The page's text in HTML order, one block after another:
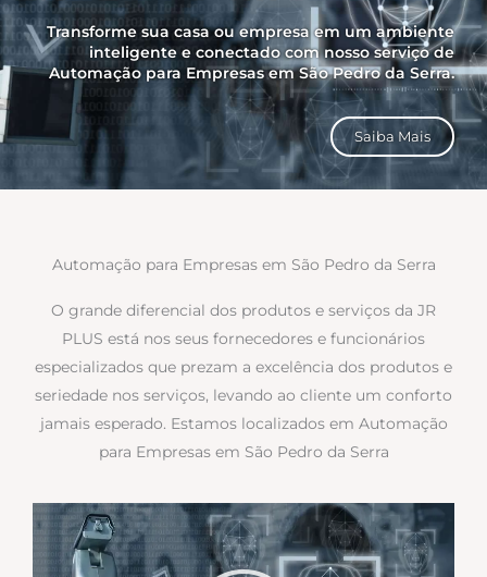
Transforme sua casa ou empresa em um ambiente
inteligente e conectado com nosso serviço de
Automação para Empresas em São Pedro da Serra.
Saiba Mais
Automação para Empresas em São Pedro da Serra
O grande diferencial dos produtos e serviços da JR
PLUS está nos seus fornecedores e funcionários
especializados que prezam a excelência dos produtos e
seriedade nos serviços, levando ao cliente um conforto
jamais esperado. Estamos localizados em Automação
para Empresas em São Pedro da Serra